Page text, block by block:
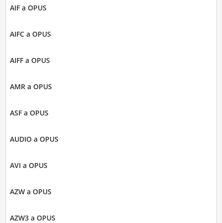
AIF a OPUS
AIFC a OPUS
AIFF a OPUS
AMR a OPUS
ASF a OPUS
AUDIO a OPUS
AVI a OPUS
AZW a OPUS
AZW3 a OPUS